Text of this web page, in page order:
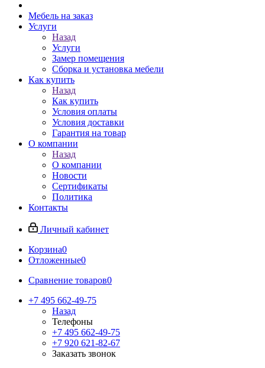
Мебель на заказ
Услуги
Назад
Услуги
Замер помещения
Сборка и установка мебели
Как купить
Назад
Как купить
Условия оплаты
Условия доставки
Гарантия на товар
О компании
Назад
О компании
Новости
Сертификаты
Политика
Контакты
Личный кабинет
Корзина0
Отложенные0
Сравнение товаров0
+7 495 662-49-75
Назад
Телефоны
+7 495 662-49-75
+7 920 621-82-67
Заказать звонок